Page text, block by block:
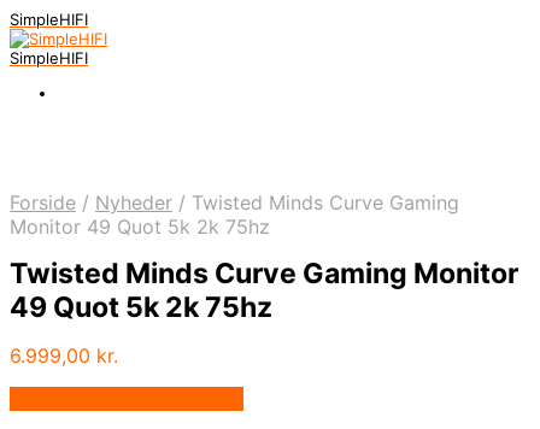
SimpleHIFI
SimpleHIFI
Forside / Nyheder / Twisted Minds Curve Gaming
Monitor 49 Quot 5k 2k 75hz
Twisted Minds Curve Gaming Monitor
49 Quot 5k 2k 75hz
6.999,00 kr.